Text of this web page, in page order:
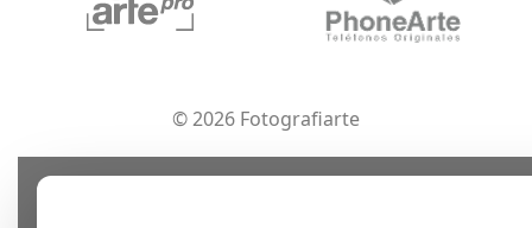
© 2026 Fotografiarte